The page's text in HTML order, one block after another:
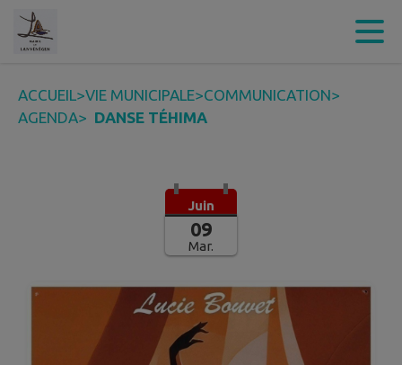
Contenu
ACCUEIL>VIE MUNICIPALE>COMMUNICATION>
AGENDA> DANSE TÉHIMA
Juin
09
Mar.